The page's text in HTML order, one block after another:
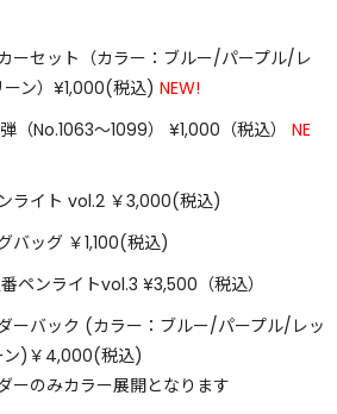
セット（カラー：ブルー/パープル/レ
ン）¥1,000(税込) NEW!
No.1063～1099） ¥1,000（税込） NE
ライト vol.2 ￥3,000(税込)
ッグ ￥1,100(税込)
ペンライトvol.3 ¥3,500（税込）
バック (カラー：ブルー/パープル/レッ
ン)￥4,000(税込)
ーのみカラー展開となります